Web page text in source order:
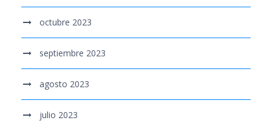
octubre 2023
septiembre 2023
agosto 2023
julio 2023